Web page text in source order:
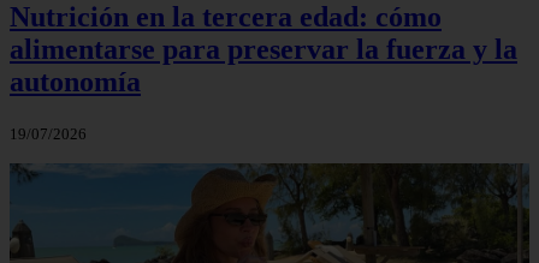
Nutrición en la tercera edad: cómo
alimentarse para preservar la fuerza y la
autonomía
19/07/2026